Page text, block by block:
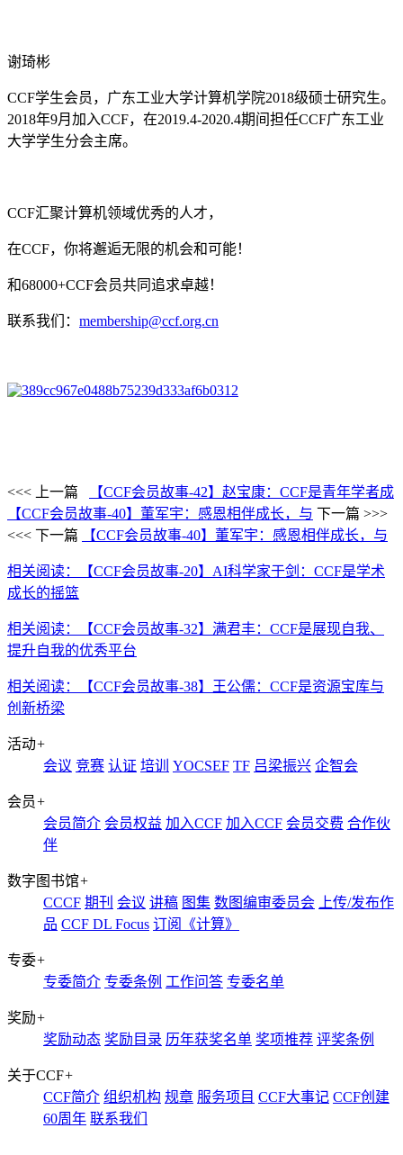
谢琦彬
CCF学生会员，广东工业大学计算机学院2018级硕士研究生。
2018年9月加入CCF，在2019.4-2020.4期间担任CCF广东工业
大学学生分会主席。
CCF汇聚计算机领域优秀的人才，
在CCF，你将邂逅无限的机会和可能！
和68000+CCF会员共同追求卓越！
联系我们： membership@ccf.org.cn
<<< 上一篇
【CCF会员故事-42】赵宝康：CCF是青年学者成
【CCF会员故事-40】董军宇：感恩相伴成长，与 下一篇 >>>
<<< 下一篇
【CCF会员故事-40】董军宇：感恩相伴成长，与
相关阅读：【CCF会员故事-20】AI科学家于剑：CCF是学术
成长的摇篮
相关阅读：【CCF会员故事-32】满君丰：CCF是展现自我、
提升自我的优秀平台
相关阅读：【CCF会员故事-38】王公儒：CCF是资源宝库与
创新桥梁
活动+
会议 竞赛 认证 培训 YOCSEF TF 吕梁振兴 企智会
会员+
会员简介 会员权益 加入CCF 加入CCF 会员交费 合作伙
伴
数字图书馆+
CCCF 期刊 会议 讲稿 图集 数图编审委员会
上传/发布作
品 CCF DL Focus 订阅《计算》
专委+
专委简介 专委条例 工作问答 专委名单
奖励+
奖励动态 奖励目录 历年获奖名单 奖项推荐 评奖条例
关于CCF+
CCF简介 组织机构 规章 服务项目 CCF大事记 CCF创建
60周年 联系我们